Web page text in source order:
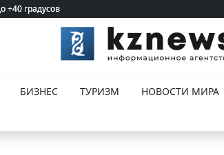
+40 градусов
+40 градусов
БИЗНЕС ТУРИЗМ НОВОСТИ МИРА